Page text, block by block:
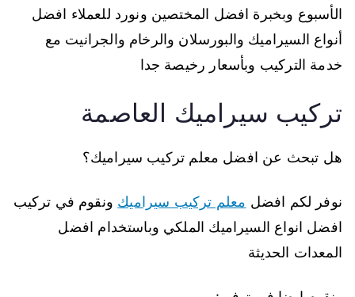
الأسبوع وبخبرة افضل المختصين ونورد للعملاء افضل
أنواع السيراميك والبورسلان والرخام والجرانيت مع
خدمة التركيب وبأسعار رخيصة جدا
تركيب سيراميك العاصمة
هل تبحث عن افضل معلم تركيب سيراميك؟
نوفر لكم افضل معلم تركيب سيراميك ونقوم في تركيب
افضل انواع السيراميك الملكي وباستخدام افضل
المعدات الحديثة